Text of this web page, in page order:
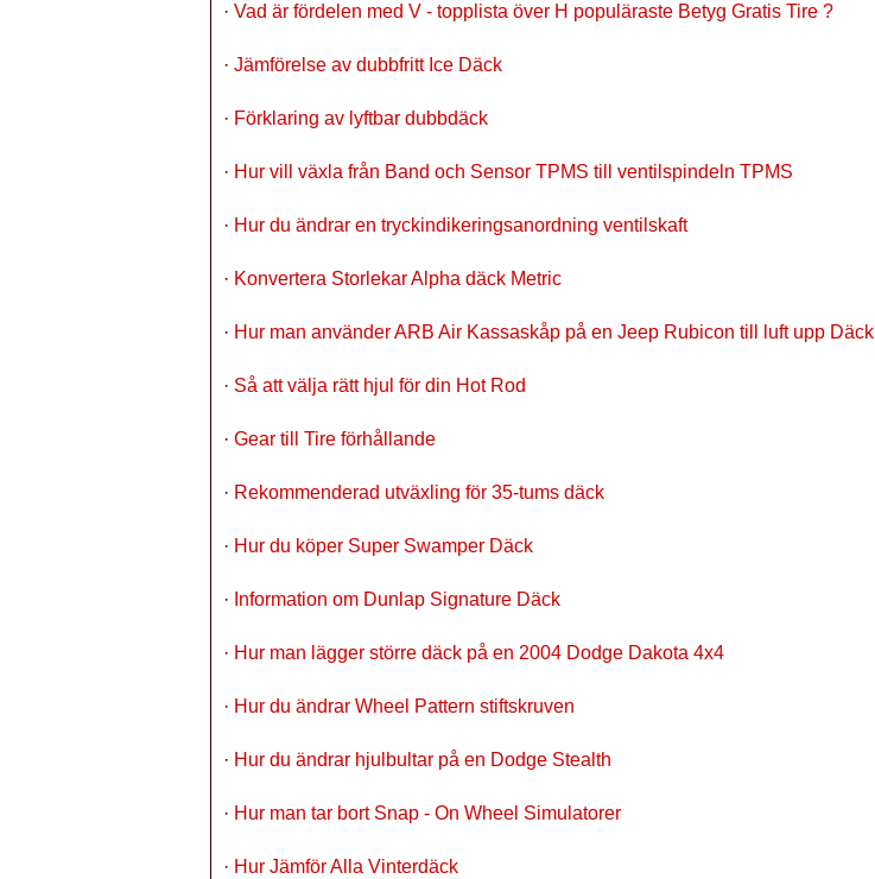
· Vad är fördelen med V - topplista över H populäraste Betyg Gratis Tire ?
· Jämförelse av dubbfritt Ice Däck
· Förklaring av lyftbar dubbdäck
· Hur vill växla från Band och Sensor TPMS till ventilspindeln TPMS
· Hur du ändrar en tryckindikeringsanordning ventilskaft
· Konvertera Storlekar Alpha däck Metric
· Hur man använder ARB Air Kassaskåp på en Jeep Rubicon till luft upp Däck
· Så att välja rätt hjul för din Hot Rod
· Gear till Tire förhållande
· Rekommenderad utväxling för 35-tums däck
· Hur du köper Super Swamper Däck
· Information om Dunlap Signature Däck
· Hur man lägger större däck på en 2004 Dodge Dakota 4x4
· Hur du ändrar Wheel Pattern stiftskruven
· Hur du ändrar hjulbultar på en Dodge Stealth
· Hur man tar bort Snap - On Wheel Simulatorer
· Hur Jämför Alla Vinterdäck